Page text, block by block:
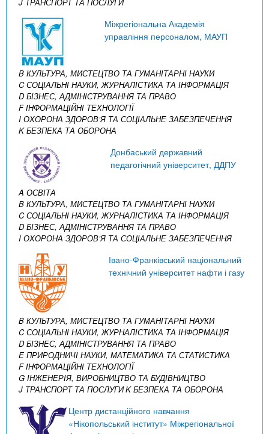
Міжрегіональна Академія
управління персоналом, МАУП
B КУЛЬТУРА, МИСТЕЦТВО ТА ГУМАНІТАРНІ НАУКИ
C СОЦІАЛЬНІ НАУКИ, ЖУРНАЛІСТИКА ТА ІНФОРМАЦІЯ
D БІЗНЕС, АДМІНІСТРУВАННЯ ТА ПРАВО
F ІНФОРМАЦІЙНІ ТЕХНОЛОГІЇ
I ОХОРОНА ЗДОРОВ’Я ТА СОЦІАЛЬНЕ ЗАБЕЗПЕЧЕННЯ
K БЕЗПЕКА ТА ОБОРОНА
Донбаський державний
педагогічний університет, ДДПУ
A ОСВІТА
B КУЛЬТУРА, МИСТЕЦТВО ТА ГУМАНІТАРНІ НАУКИ
C СОЦІАЛЬНІ НАУКИ, ЖУРНАЛІСТИКА ТА ІНФОРМАЦІЯ
D БІЗНЕС, АДМІНІСТРУВАННЯ ТА ПРАВО
I ОХОРОНА ЗДОРОВ’Я ТА СОЦІАЛЬНЕ ЗАБЕЗПЕЧЕННЯ
Івано-Франківський національний
технічний університет нафти і газу
B КУЛЬТУРА, МИСТЕЦТВО ТА ГУМАНІТАРНІ НАУКИ
C СОЦІАЛЬНІ НАУКИ, ЖУРНАЛІСТИКА ТА ІНФОРМАЦІЯ
D БІЗНЕС, АДМІНІСТРУВАННЯ ТА ПРАВО
E ПРИРОДНИЧІ НАУКИ, МАТЕМАТИКА ТА СТАТИСТИКА
F ІНФОРМАЦІЙНІ ТЕХНОЛОГІЇ
G ІНЖЕНЕРІЯ, ВИРОБНИЦТВО ТА БУДІВНИЦТВО
J ТРАНСПОРТ ТА ПОСЛУГИK БЕЗПЕКА ТА ОБОРОНА
Центр дистанційного навчання
«Нікопольський інститут» Міжрегіональної